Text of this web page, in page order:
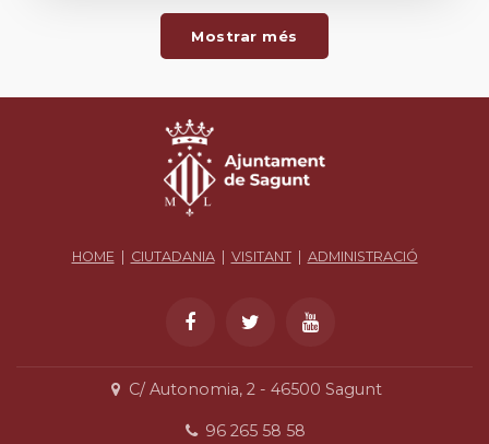
Mostrar més
HOME| CIUTADANIA| VISITANT| ADMINISTRACIÓ
C/ Autonomia, 2 - 46500 Sagunt
96 265 58 58